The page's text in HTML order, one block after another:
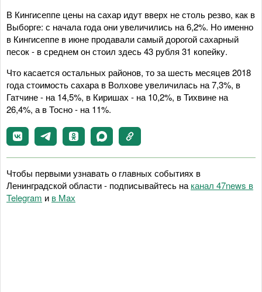
В Кингисеппе цены на сахар идут вверх не столь резво, как в
Выборге: с начала года они увеличились на 6,2%. Но именно
в Кингисеппе в июне продавали самый дорогой сахарный
песок - в среднем он стоил здесь 43 рубля 31 копейку.
Что касается остальных районов, то за шесть месяцев 2018
года стоимость сахара в Волхове увеличилась на 7,3%, в
Гатчине - на 14,5%, в Киришах - на 10,2%, в Тихвине на
26,4%, а в Тосно - на 11%.
Чтобы первыми узнавать о главных событиях в
Ленинградской области - подписывайтесь на канал 47news в
Telegram и в Maх